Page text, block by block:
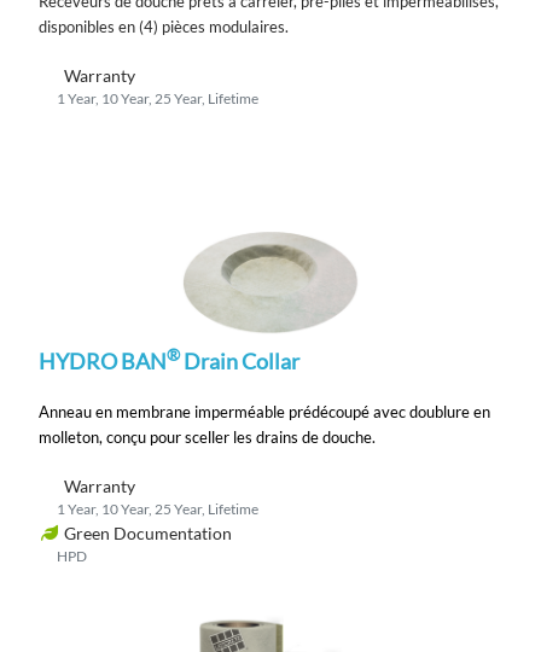
disponibles en (4) pièces modulaires.
Warranty
1 Year, 10 Year, 25 Year, Lifetime
HYDRO BAN®Drain Collar
Anneau en membrane imperméable prédécoupé avec doublure en
molleton, conçu pour sceller les drains de douche.
Warranty
1 Year, 10 Year, 25 Year, Lifetime
Green Documentation
HPD